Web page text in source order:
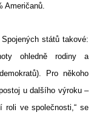
Američanů.
států takové:
ohledně rodiny a
Pro někoho
u dalšího výroku –
roli ve společnosti,“ se